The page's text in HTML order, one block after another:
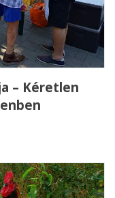
– Kéretlen